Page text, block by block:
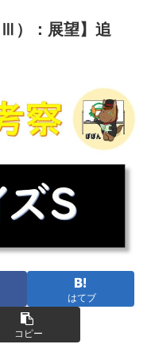
）：展望】追
はてブ
コピー